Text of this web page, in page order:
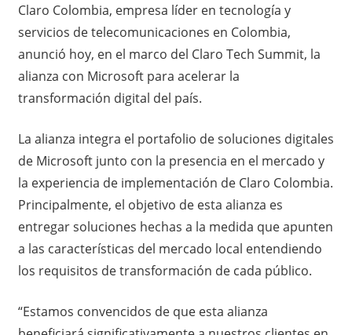
Claro Colombia, empresa líder en tecnología y
servicios de telecomunicaciones en Colombia,
anunció hoy, en el marco del Claro Tech Summit, la
alianza con Microsoft para acelerar la
transformación digital del país.
La alianza integra el portafolio de soluciones digitales
de Microsoft junto con la presencia en el mercado y
la experiencia de implementación de Claro Colombia.
Principalmente, el objetivo de esta alianza es
entregar soluciones hechas a la medida que apunten
a las características del mercado local entendiendo
los requisitos de transformación de cada público.
“Estamos convencidos de que esta alianza